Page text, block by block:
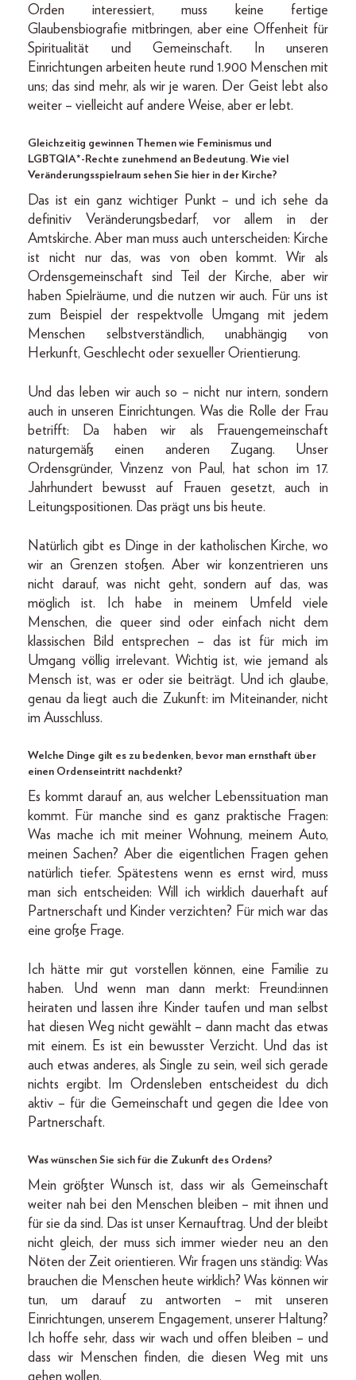
Orden interessiert, muss keine fertige
Glaubensbiografie mitbringen, aber eine Offenheit für
Spiritualität und Gemeinschaft. In unseren
Einrichtungen arbeiten heute rund 1.900 Menschen mit
uns; das sind mehr, als wir je waren. Der Geist lebt also
weiter – vielleicht auf andere Weise, aber er lebt.
Gleichzeitig gewinnen Themen wie Feminismus und
LGBTQIA*-Rechte zunehmend an Bedeutung. Wie viel
Veränderungsspielraum sehen Sie hier in der Kirche?
Das ist ein ganz wichtiger Punkt – und ich sehe da
definitiv Veränderungsbedarf, vor allem in der
Amtskirche. Aber man muss auch unterscheiden: Kirche
ist nicht nur das, was von oben kommt. Wir als
Ordensgemeinschaft sind Teil der Kirche, aber wir
haben Spielräume, und die nutzen wir auch. Für uns ist
zum Beispiel der respektvolle Umgang mit jedem
Menschen selbstverständlich, unabhängig von
Herkunft, Geschlecht oder sexueller Orientierung.
Und das leben wir auch so – nicht nur intern, sondern
auch in unseren Einrichtungen. Was die Rolle der Frau
betrifft: Da haben wir als Frauengemeinschaft
naturgemäß einen anderen Zugang. Unser
Ordensgründer, Vinzenz von Paul, hat schon im 17.
Jahrhundert bewusst auf Frauen gesetzt, auch in
Leitungspositionen. Das prägt uns bis heute.
Natürlich gibt es Dinge in der katholischen Kirche, wo
wir an Grenzen stoßen. Aber wir konzentrieren uns
nicht darauf, was nicht geht, sondern auf das, was
möglich ist. Ich habe in meinem Umfeld viele
Menschen, die queer sind oder einfach nicht dem
klassischen Bild entsprechen – das ist für mich im
Umgang völlig irrelevant. Wichtig ist, wie jemand als
Mensch ist, was er oder sie beiträgt. Und ich glaube,
genau da liegt auch die Zukunft: im Miteinander, nicht
im Ausschluss.
Welche Dinge gilt es zu bedenken, bevor man ernsthaft über
einen Ordenseintritt nachdenkt?
Es kommt darauf an, aus welcher Lebenssituation man
kommt. Für manche sind es ganz praktische Fragen:
Was mache ich mit meiner Wohnung, meinem Auto,
meinen Sachen? Aber die eigentlichen Fragen gehen
natürlich tiefer. Spätestens wenn es ernst wird, muss
man sich entscheiden: Will ich wirklich dauerhaft auf
Partnerschaft und Kinder verzichten? Für mich war das
eine große Frage.
Ich hätte mir gut vorstellen können, eine Familie zu
haben. Und wenn man dann merkt: Freund:innen
heiraten und lassen ihre Kinder taufen und man selbst
hat diesen Weg nicht gewählt – dann macht das etwas
mit einem. Es ist ein bewusster Verzicht. Und das ist
auch etwas anderes, als Single zu sein, weil sich gerade
nichts ergibt. Im Ordensleben entscheidest du dich
aktiv – für die Gemeinschaft und gegen die Idee von
Partnerschaft.
Was wünschen Sie sich für die Zukunft des Ordens?
Mein größter Wunsch ist, dass wir als Gemeinschaft
weiter nah bei den Menschen bleiben – mit ihnen und
für sie da sind. Das ist unser Kernauftrag. Und der bleibt
nicht gleich, der muss sich immer wieder neu an den
Nöten der Zeit orientieren. Wir fragen uns ständig: Was
brauchen die Menschen heute wirklich? Was können wir
tun, um darauf zu antworten – mit unseren
Einrichtungen, unserem Engagement, unserer Haltung?
Ich hoffe sehr, dass wir wach und offen bleiben – und
dass wir Menschen finden, die diesen Weg mit uns
gehen wollen.